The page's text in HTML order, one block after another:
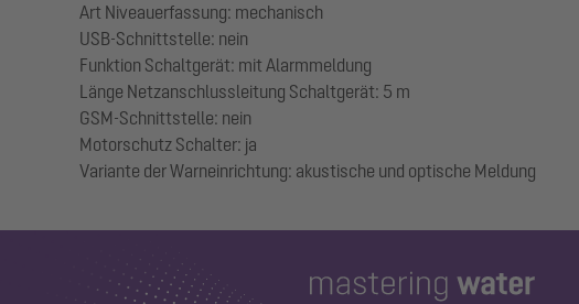
Art Niveauerfassung: mechanisch
USB-Schnittstelle: nein
Funktion Schaltgerät: mit Alarmmeldung
Länge Netzanschlussleitung Schaltgerät: 5 m
GSM-Schnittstelle: nein
Motorschutz Schalter: ja